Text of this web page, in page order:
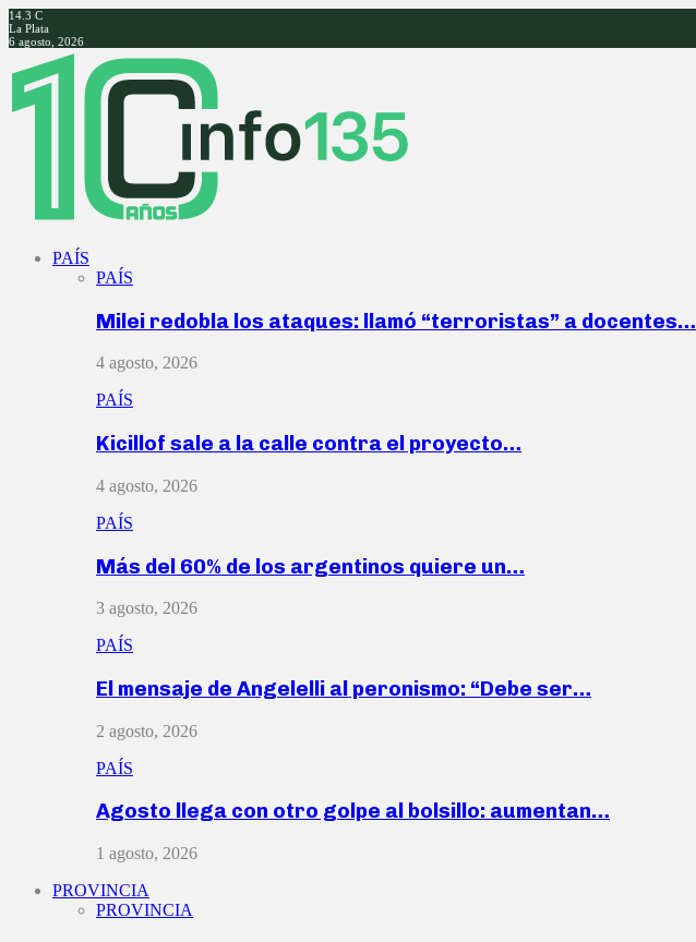
14.3 C
La Plata
6 agosto, 2026
Facebook
Twitter
Instagram
Youtube
PAÍS
PAÍS
Milei redobla los ataques: llamó “terroristas” a docentes…
4 agosto, 2026
PAÍS
Kicillof sale a la calle contra el proyecto…
4 agosto, 2026
PAÍS
Más del 60% de los argentinos quiere un…
3 agosto, 2026
PAÍS
El mensaje de Angelelli al peronismo: “Debe ser…
2 agosto, 2026
PAÍS
Agosto llega con otro golpe al bolsillo: aumentan…
1 agosto, 2026
PROVINCIA
PROVINCIA